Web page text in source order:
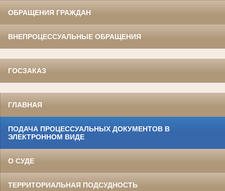
ОБРАЩЕНИЯ ГРАЖДАН
ВНЕПРОЦЕССУАЛЬНЫЕ ОБРАЩЕНИЯ
ГОСЗАКАЗ
ГЛАВНАЯ
ПОДАЧА ПРОЦЕССУАЛЬНЫХ ДОКУМЕНТОВ В
ЭЛЕКТРОННОМ ВИДЕ
О СУДЕ
ТЕРРИТОРИАЛЬНАЯ ПОДСУДНОСТЬ